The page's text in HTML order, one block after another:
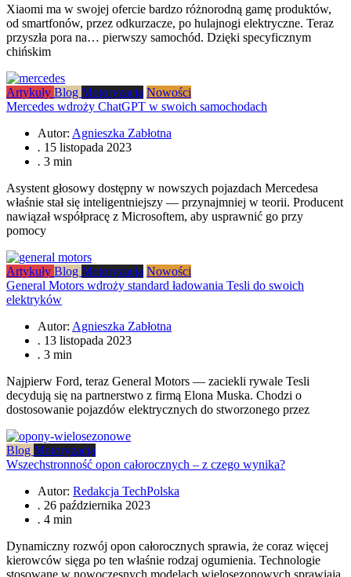
Xiaomi ma w swojej ofercie bardzo różnorodną gamę produktów,
od smartfonów, przez odkurzacze, po hulajnogi elektryczne. Teraz
przyszła pora na… pierwszy samochód. Dzięki specyficznym
chińskim
Artykuły Blog Motoryzacja Nowości
Mercedes wdroży ChatGPT w swoich samochodach
Autor: Agnieszka Zabłotna
. 15 listopada 2023
. 3 min
Asystent głosowy dostępny w nowszych pojazdach Mercedesa
właśnie stał się inteligentniejszy — przynajmniej w teorii. Producent
nawiązał współpracę z Microsoftem, aby usprawnić go przy
pomocy
Artykuły Blog Motoryzacja Nowości
General Motors wdroży standard ładowania Tesli do swoich
elektryków
Autor: Agnieszka Zabłotna
. 13 listopada 2023
. 3 min
Najpierw Ford, teraz General Motors — zaciekli rywale Tesli
decydują się na partnerstwo z firmą Elona Muska. Chodzi o
dostosowanie pojazdów elektrycznych do stworzonego przez
Blog Motoryzacja
Wszechstronność opon całorocznych – z czego wynika?
Autor: Redakcja TechPolska
. 26 października 2023
. 4 min
Dynamiczny rozwój opon całorocznych sprawia, że coraz więcej
kierowców sięga po ten właśnie rodzaj ogumienia. Technologie
stosowane w nowoczesnych modelach wielosezonowych sprawiają,